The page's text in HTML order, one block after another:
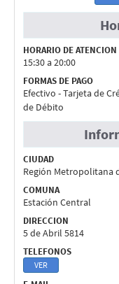
HORARIO DE ATENCION
15:30 a 20:00
FORMAS DE PAGO
Efectivo - Tarjeta de
de Débito
CIUDAD
Región Metropolitana
COMUNA
Estación Central
DIRECCION
5 de Abril 5814
TELEFONOS
VER